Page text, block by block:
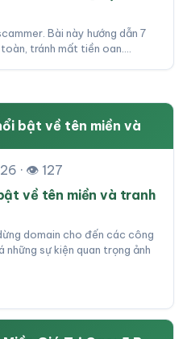
Bài này hướng dẫn 7
tránh mất tiền oan.…
bật về tên miền và
· 👁 127
về tên miền và tranh
domain cho đến các công
những sự kiện quan trọng ảnh